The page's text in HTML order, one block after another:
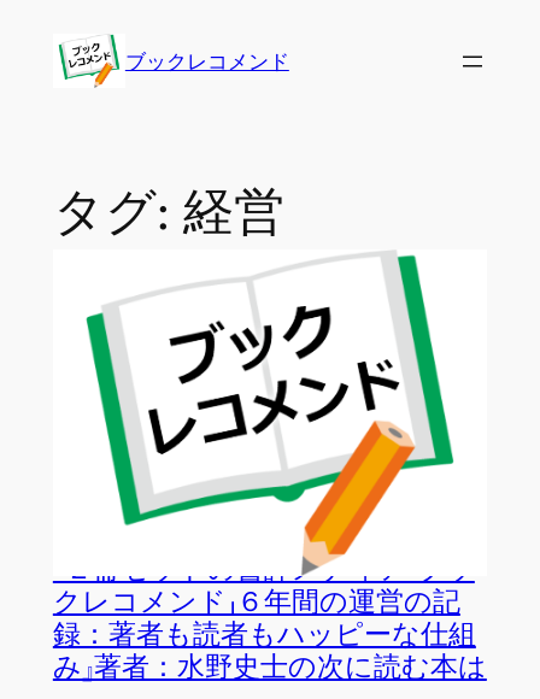
ブックレコメンド
タグ: 経営
『２冊セットの書評メディア「ブッ
クレコメンド」６年間の運営の記
録：著者も読者もハッピーな仕組
み』著者：水野史士の次に読む本は